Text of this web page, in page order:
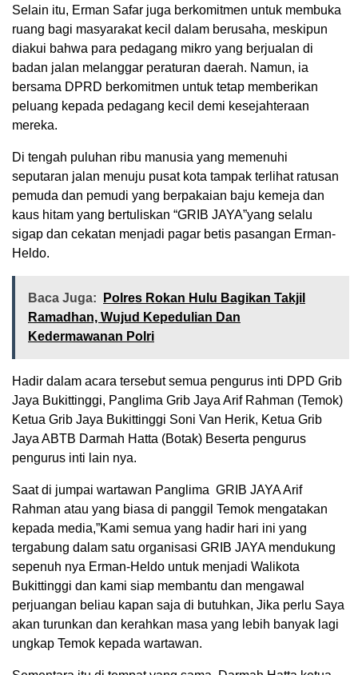
Selain itu, Erman Safar juga berkomitmen untuk membuka
ruang bagi masyarakat kecil dalam berusaha, meskipun
diakui bahwa para pedagang mikro yang berjualan di
badan jalan melanggar peraturan daerah. Namun, ia
bersama DPRD berkomitmen untuk tetap memberikan
peluang kepada pedagang kecil demi kesejahteraan
mereka.
Di tengah puluhan ribu manusia yang memenuhi
seputaran jalan menuju pusat kota tampak terlihat ratusan
pemuda dan pemudi yang berpakaian baju kemeja dan
kaus hitam yang bertuliskan “GRIB JAYA”yang selalu
sigap dan cekatan menjadi pagar betis pasangan Erman-
Heldo.
Baca Juga:
Polres Rokan Hulu Bagikan Takjil
Ramadhan, Wujud Kepedulian Dan
Kedermawanan Polri
Hadir dalam acara tersebut semua pengurus inti DPD Grib
Jaya Bukittinggi, Panglima Grib Jaya Arif Rahman (Temok)
Ketua Grib Jaya Bukittinggi Soni Van Herik, Ketua Grib
Jaya ABTB Darmah Hatta (Botak) Beserta pengurus
pengurus inti lain nya.
Saat di jumpai wartawan Panglima GRIB JAYA Arif
Rahman atau yang biasa di panggil Temok mengatakan
kepada media,”Kami semua yang hadir hari ini yang
tergabung dalam satu organisasi GRIB JAYA mendukung
sepenuh nya Erman-Heldo untuk menjadi Walikota
Bukittinggi dan kami siap membantu dan mengawal
perjuangan beliau kapan saja di butuhkan, Jika perlu Saya
akan turunkan dan kerahkan masa yang lebih banyak lagi
ungkap Temok kepada wartawan.